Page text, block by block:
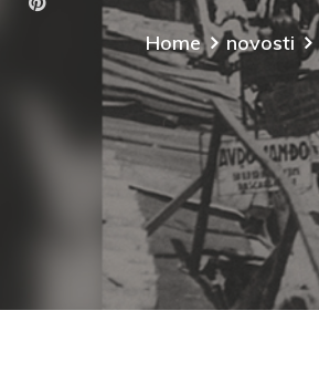
Home novosti